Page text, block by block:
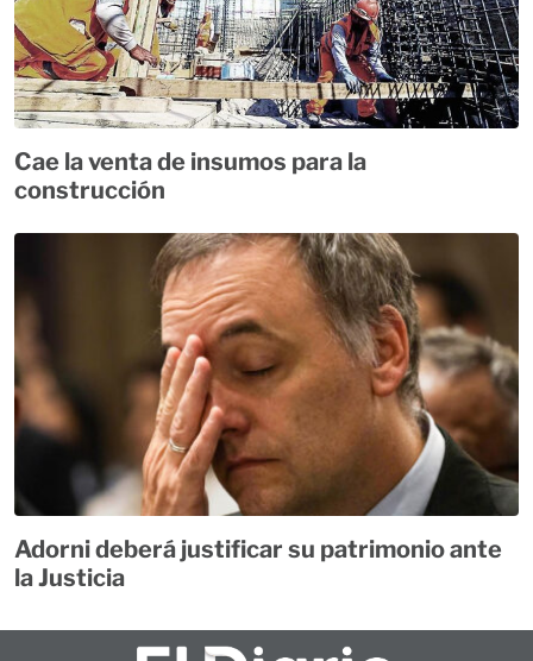
Cae la venta de insumos para la
construcción
Adorni deberá justificar su patrimonio ante
la Justicia